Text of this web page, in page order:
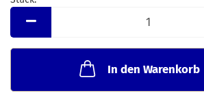
Stück
In den Warenkorb